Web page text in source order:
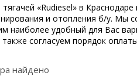
тягачей «Rudiesel» в
и отопления б/у. Мы
наиболее удобный для Вас
также согласуем порядок
найдено